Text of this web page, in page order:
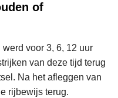
of
voor 3, 6, 12 uur
van deze tijd terug
Na het afleggen van
rijbewijs terug.